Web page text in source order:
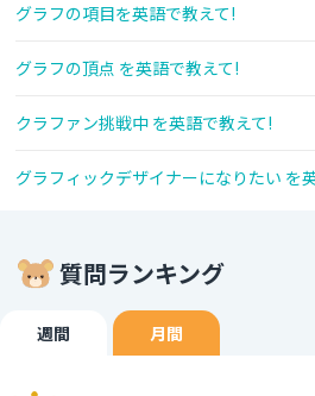
グラフの項目を英語で教えて!
グラフの頂点 を英語で教えて!
クラファン挑戦中 を英語で教えて!
グラフィックデザイナーになりたい を
質問ランキング
週間 月間